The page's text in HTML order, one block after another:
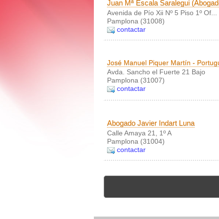
Juan Mª Escala Saralegui
Avenida de Pío Xii Nº 5 Piso 1º Of...
Pamplona (31008)
contactar
José Manuel Piquer Martín -
Avda. Sancho el Fuerte 21 Bajo
Pamplona (31007)
contactar
Abogado Javier Indart Luna
Calle Amaya 21, 1º A
Pamplona (31004)
contactar